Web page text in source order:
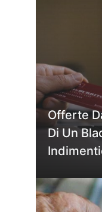
Offerte
Di Un